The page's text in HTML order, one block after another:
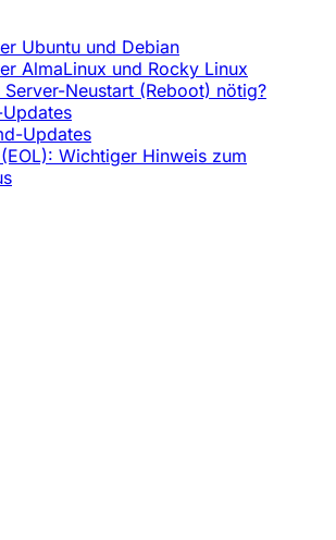
Ubuntu und Debian
AlmaLinux und Rocky Linux
Server-Neustart (Reboot) nötig?
Updates
Wichtiger Hinweis zum